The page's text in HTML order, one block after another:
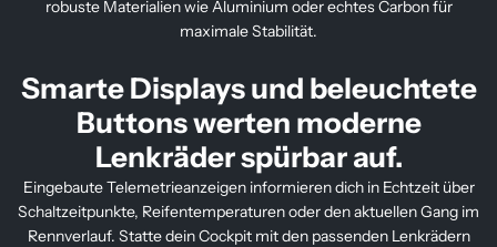
robuste Materialien wie Aluminium oder echtes Carbon für
maximale Stabilität.
Smarte Displays und beleuchtete
Buttons werten moderne
Lenkräder spürbar auf.
Eingebaute Telemetrieanzeigen informieren dich in Echtzeit über
Schaltzeitpunkte, Reifentemperaturen oder den aktuellen Gang im
Rennverlauf. Statte dein Cockpit mit den passenden Lenkrädern